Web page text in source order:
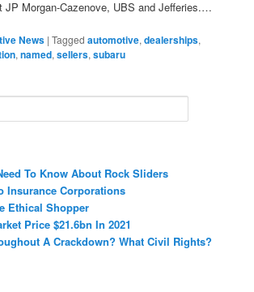
JP Morgan-Cazenove, UBS and Jefferies.…
News |Tagged automotive,dealerships,
,named,sellers,subaru
To Know About Rock Sliders
Insurance Corporations
Ethical Shopper
Price $21.6bn In 2021
A Crackdown? What Civil Rights?